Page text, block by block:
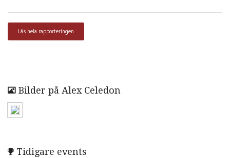
Läs hela rapporteringen
Bilder på Alex Celedon
Tidigare events